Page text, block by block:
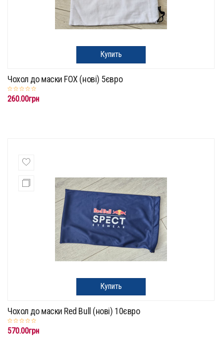
Купить
Чохол до маски FOX (нові) 5євро
260.00грн
Купить
Чохол до маски Red Bull (нові) 10євро
570.00грн